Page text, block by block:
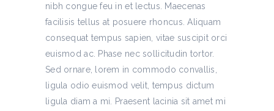
nibh congue feu in et lectus. Maecenas
facilisis tellus at posuere rhoncus. Aliquam
consequat tempus sapien, vitae suscipit orci
euismod ac. Phase nec sollicitudin tortor.
Sed ornare, lorem in commodo convallis,
ligula odio euismod velit, tempus dictum
ligula diam a mi. Praesent lacinia sit amet mi